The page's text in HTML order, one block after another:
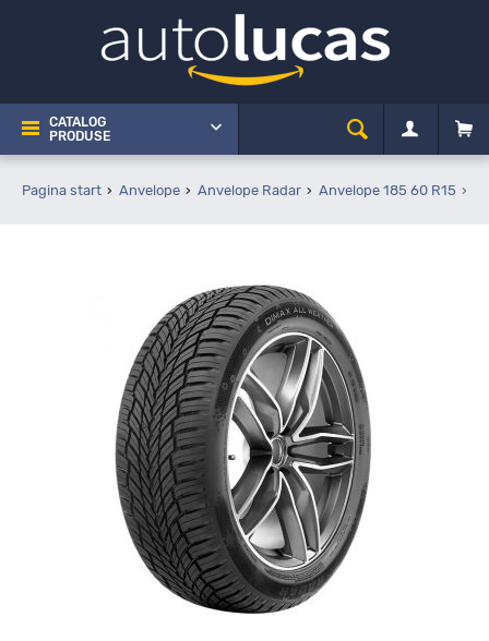
CATALOG
PRODUSE
Pagina start Anvelope Anvelope Radar Anvelope 185 60 R15